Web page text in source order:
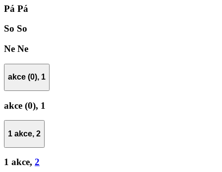
Pá Pá
So So
Ne Ne
akce (0), 1
akce (0), 1
1 akce, 2
1 akce, 2